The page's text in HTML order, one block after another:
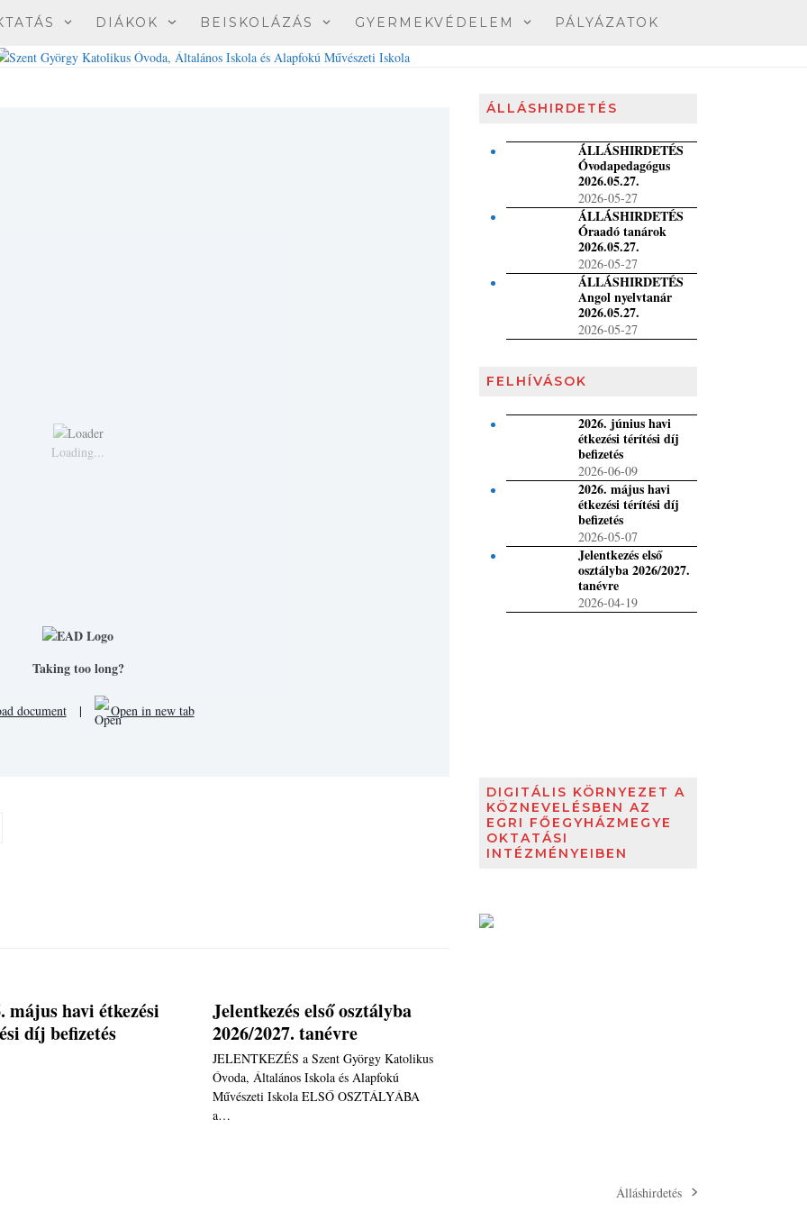
DIÁKOK BEISKOLÁZÁS GYERMEKVÉDELEM PÁLYÁZATOK
Loading...
Taking too long?
document | Open in new tab
május havi étkezési
díj befizetés
Jelentkezés első osztályba
2026/2027. tanévre
JELENTKEZÉS a Szent György Katolikus
Óvoda, Általános Iskola és Alapfokú
Művészeti Iskola ELSŐ OSZTÁLYÁBA
a…
ÁLLÁSHIRDETÉS
ÁLLÁSHIRDETÉS
Óvodapedagógus
2026.05.27.
2026-05-27
ÁLLÁSHIRDETÉS
Óraadó tanárok
2026.05.27.
2026-05-27
ÁLLÁSHIRDETÉS
Angol nyelvtanár
2026.05.27.
2026-05-27
FELHÍVÁSOK
2026. június havi
étkezési térítési díj
befizetés
2026-06-09
2026. május havi
étkezési térítési díj
befizetés
2026-05-07
Jelentkezés első
osztályba 2026/2027.
tanévre
2026-04-19
DIGITÁLIS KÖRNYEZET A
KÖZNEVELÉSBEN AZ
EGRI FŐEGYHÁZMEGYE
OKTATÁSI
INTÉZMÉNYEIBEN
next
Álláshirdetés